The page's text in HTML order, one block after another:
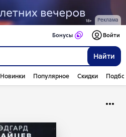
Реклама
Найти
Бонусы Войти
Новинки Популярное Скидки